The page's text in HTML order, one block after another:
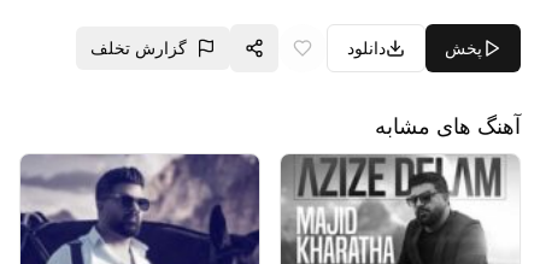
پخش دانلود گزارش تخلف
آهنگ های مشابه